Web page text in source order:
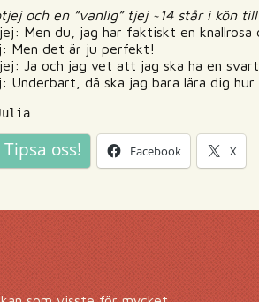
och en ”vanlig” tjej ~14 står i kön till
Men du, jag har faktiskt en knallrosa
Men det är ju perfekt!
Ja och jag vet att jag ska ha en
Underbart, då ska jag bara lära dig
Tipsa oss! Facebook X